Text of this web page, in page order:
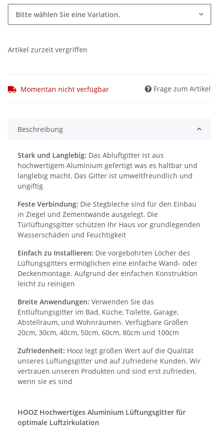
Bitte wählen Sie eine Variation.
Artikel zurzeit vergriffen
Momentan nicht verfügbar Frage zum Artikel
Beschreibung
Stark und Langlebig: Das Abluftgitter ist aus
hochwertigem Aluminium gefertigt was es haltbar und
langlebig macht. Das Gitter ist umweltfreundlich und
ungiftig
Feste Verbindung: Die Stegbleche sind für den Einbau
in Ziegel und Zementwände ausgelegt. Die
Türlüftungsgitter schützen Ihr Haus vor grundlegenden
Wasserschäden und Feuchtigkeit
Einfach zu Installieren: Die vorgebohrten Löcher des
Lüftungsgitters ermöglichen eine einfache Wand- oder
Deckenmontage. Aufgrund der einfachen Konstruktion
leicht zu reinigen
Breite Anwendungen: Verwenden Sie das
Entlüftungsgitter im Bad, Küche, Toilette, Garage,
Abstellraum, und Wohnräumen. Verfügbare Größen
20cm, 30cm, 40cm, 50cm, 60cm, 80cm und 100cm
Zufriedenheit: Hooz legt großen Wert auf die Qualität
unseres Lüftungsgitter und auf zufriedene Kunden. Wir
vertrauen unseren Produkten und sind erst zufrieden,
wenn sie es sind
HOOZ Hochwertiges Aluminium Lüftungsgitter für
optimale Luftzirkulation